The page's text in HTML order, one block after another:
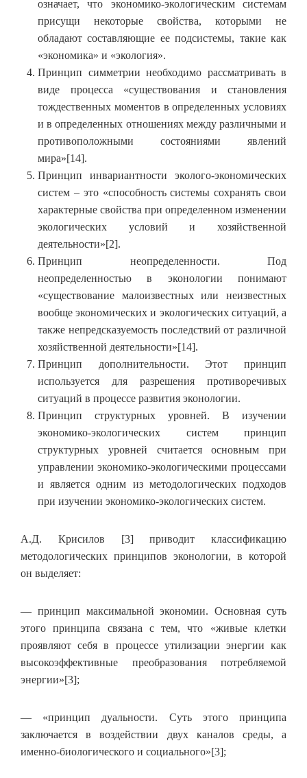
означает, что экономико-экологическим системам
присущи некоторые свойства, которыми не
обладают составляющие ее подсистемы, такие как
«экономика» и «экология».
Принцип симметрии необходимо рассматривать в
виде процесса «существования и становления
тождественных моментов в определенных условиях
и в определенных отношениях между различными и
противоположными состояниями явлений
мира»[14].
Принцип инвариантности эколого-экономических
систем – это «способность системы сохранять свои
характерные свойства при определенном изменении
экологических условий и хозяйственной
деятельности»[2].
Принцип неопределенности. Под
неопределенностью в эконологии понимают
«существование малоизвестных или неизвестных
вообще экономических и экологических ситуаций, а
также непредсказуемость последствий от различной
хозяйственной деятельности»[14].
Принцип дополнительности. Этот принцип
используется для разрешения противоречивых
ситуаций в процессе развития эконологии.
Принцип структурных уровней. В изучении
экономико-экологических систем принцип
структурных уровней считается основным при
управлении экономико-экологическими процессами
и является одним из методологических подходов
при изучении экономико-экологических систем.
А.Д. Крисилов [3] приводит классификацию
методологических принципов эконологии, в которой
он выделяет:
— принцип максимальной экономии. Основная суть
этого принципа связана с тем, что «живые клетки
проявляют себя в процессе утилизации энергии как
высокоэффективные преобразования потребляемой
энергии»[3];
— «принцип дуальности. Суть этого принципа
заключается в воздействии двух каналов среды, а
именно-биологического и социального»[3];